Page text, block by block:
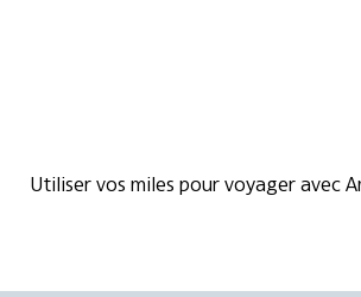
Utiliser vos miles pour voyager avec